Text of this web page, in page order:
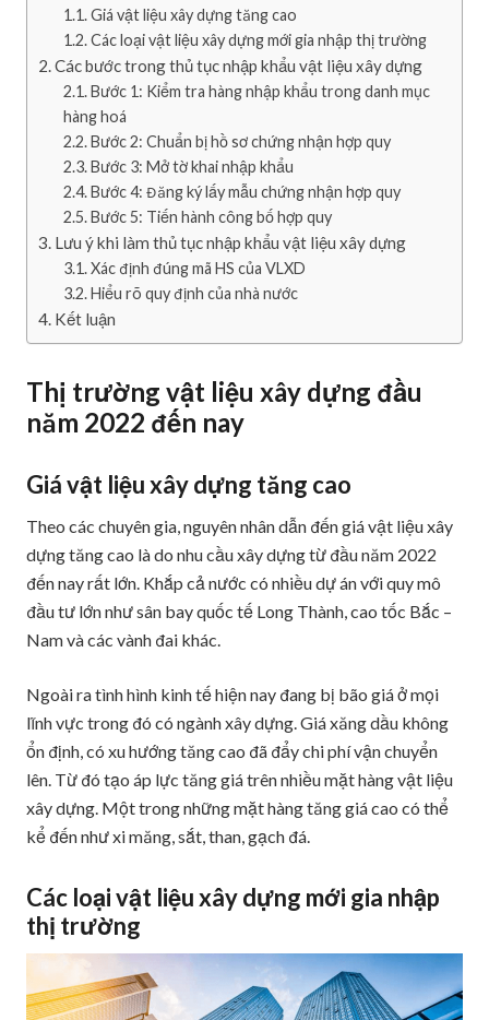
Giá vật liệu xây dựng tăng cao
Các loại vật liệu xây dựng mới gia nhập thị trường
Các bước trong thủ tục nhập khẩu vật liệu xây dựng
Bước 1: Kiểm tra hàng nhập khẩu trong danh mục
hàng hoá
Bước 2: Chuẩn bị hồ sơ chứng nhận hợp quy
Bước 3: Mở tờ khai nhập khẩu
Bước 4: Đăng ký lấy mẫu chứng nhận hợp quy
Bước 5: Tiến hành công bố hợp quy
Lưu ý khi làm thủ tục nhập khẩu vật liệu xây dựng
Xác định đúng mã HS của VLXD
Hiểu rõ quy định của nhà nước
Kết luận
Thị trường vật liệu xây dựng đầu
năm 2022 đến nay
Giá vật liệu xây dựng tăng cao
Theo các chuyên gia, nguyên nhân dẫn đến giá vật liệu xây
dựng tăng cao là do nhu cầu xây dựng từ đầu năm 2022
đến nay rất lớn. Khắp cả nước có nhiều dự án với quy mô
đầu tư lớn như sân bay quốc tế Long Thành, cao tốc Bắc –
Nam và các vành đai khác.
Ngoài ra tình hình kinh tế hiện nay đang bị bão giá ở mọi
lĩnh vực trong đó có ngành xây dựng. Giá xăng dầu không
ổn định, có xu hướng tăng cao đã đẩy chi phí vận chuyển
lên. Từ đó tạo áp lực tăng giá trên nhiều mặt hàng vật liệu
xây dựng. Một trong những mặt hàng tăng giá cao có thể
kể đến như xi măng, sắt, than, gạch đá.
Các loại vật liệu xây dựng mới gia nhập
thị trường